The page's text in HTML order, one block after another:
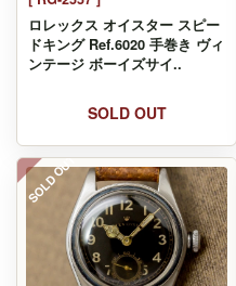
ロレックス オイスター スピー
ドキング Ref.6020 手巻き ヴィ
ンテージ ボーイズサイ..
SOLD OUT
SOLD OUT